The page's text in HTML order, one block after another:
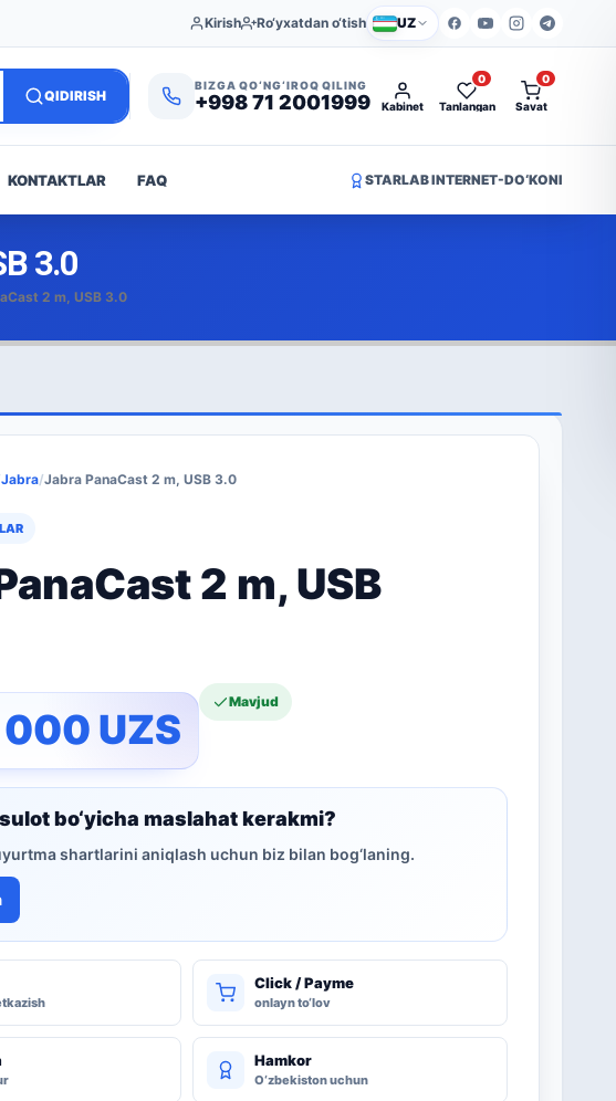
Kirish Ro‘yxatdan o‘tish UZ
QIDIRISH
BIZGA QO‘NG‘IROQ QILING
+998 71 2001999 Kabinet Tanlangan
0
Savat
0
KONTAKTLAR FAQ STARLAB INTERNET-DO‘KONI
3.0
2 m, USB 3.0
Jabra/Jabra PanaCast 2 m, USB 3.0
2 m, USB
000 UZS
Mavjud
bo‘yicha maslahat kerakmi?
shartlarini aniqlash uchun biz bilan bog‘laning.
Click / Payme
onlayn to‘lov
Hamkor
O‘zbekiston uchun